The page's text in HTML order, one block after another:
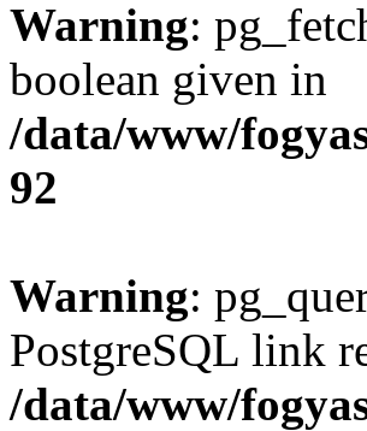
Warning:
boolean given in
/data/www/
92
Warning:
PostgreSQL link
/data/www/